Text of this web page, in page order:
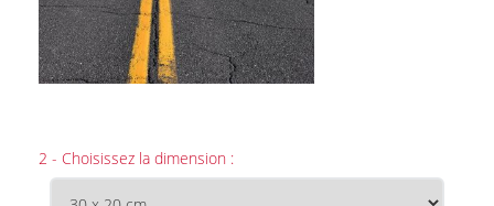
2 - Choisissez la dimension :